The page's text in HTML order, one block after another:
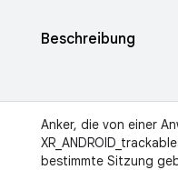
Beschreibung
Anker, die von einer
bestimmte Sitzung